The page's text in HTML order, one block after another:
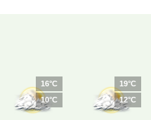
16°C
10°C
19°C
12°C